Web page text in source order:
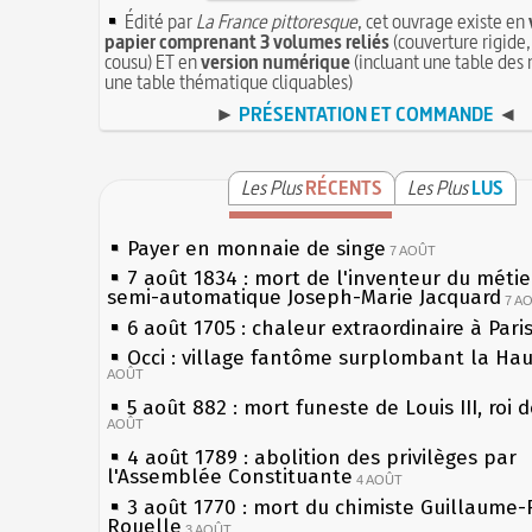
Édité parLa France pittoresque, cet ouvrage existe en
papier comprenant 3 volumes reliés(couverture
cousu) ET enversion numérique(incluant une table des
une table thématique cliquables)
► PRÉSENTATION ET COMMANDE ◄
Les PlusRÉCENTS Les PlusLUS
Payer en monnaie de singe 7 AOÛT
7 août 1834 : mort de l'inventeur du
semi-automatique Joseph-Marie Jacquard 7
6 août 1705 : chaleur extraordinaire à Paris
Occi : village fantôme surplombant la
AOÛT
5 août 882 : mort funeste de Louis III, roi
AOÛT
4 août 1789 : abolition des privilèges par
l'Assemblée Constituante 4 AOÛT
3 août 1770 : mort du chimiste Guillaume-